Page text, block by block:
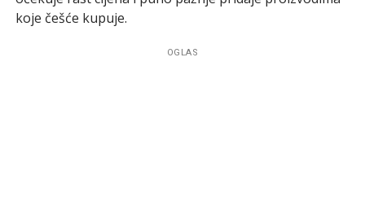
koje češće kupuje.
OGLAS